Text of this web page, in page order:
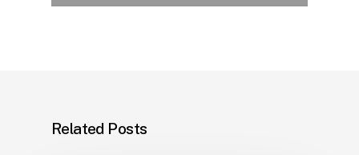
Related Posts